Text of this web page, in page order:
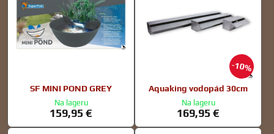
SF MINI POND GREY
Na lageru
159,95 €
10%
Aquaking vodopád 30cm
Na lageru
169,95 €